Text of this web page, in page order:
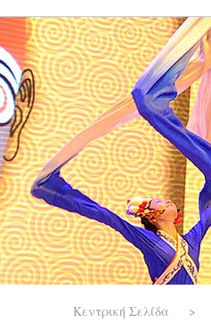
Κεντρική Σελίδα >